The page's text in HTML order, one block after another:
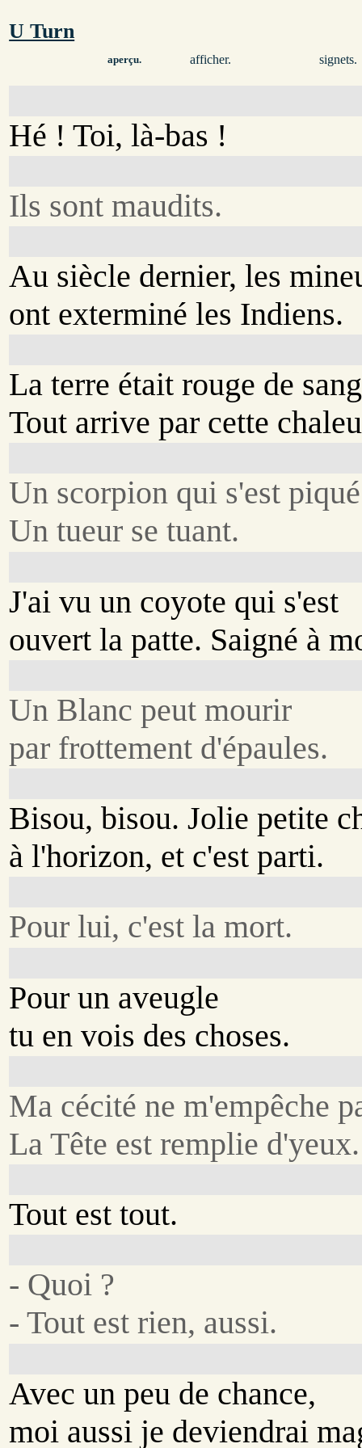
U Turn
aperçu. afficher. signets.
Hé ! Toi, là-bas !
Ils sont maudits.
Au siècle dernier, les
ont exterminé les Indiens.
La terre était rouge de
Tout arrive par cette
Un scorpion qui s'est
Un tueur se tuant.
J'ai vu un coyote qui s'est
ouvert la patte. Saigné à
Un Blanc peut mourir
par frottement d'épaules.
Bisou, bisou. Jolie petite
à l'horizon, et c'est parti.
Pour lui, c'est la mort.
Pour un aveugle
tu en vois des choses.
Ma cécité ne m'empêche
La Tête est remplie d'yeux.
Tout est tout.
- Quoi ?
- Tout est rien, aussi.
Avec un peu de chance,
moi aussi je deviendrai